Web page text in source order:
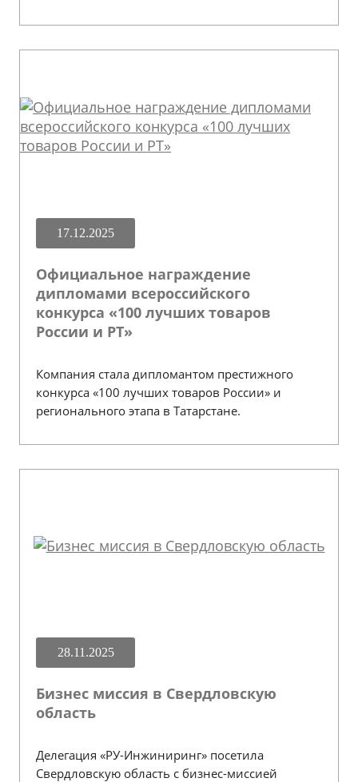
17.12.2025
Официальное награждение
дипломами всероссийского
конкурса «100 лучших товаров
России и РТ»
Компания стала дипломантом престижного
конкурса «100 лучших товаров России» и
регионального этапа в Татарстане.
28.11.2025
Бизнес миссия в Свердловскую
область
Делегация «РУ-Инжиниринг» посетила
Свердловскую область с бизнес-миссией